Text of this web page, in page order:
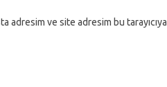
adresim ve site adresim bu tarayıcıya